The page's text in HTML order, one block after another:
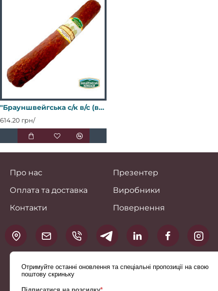
"Брауншвейгська с/к в/с (вакуум 0,3 кг) свк ТМ "Закарпатські ковбаси" Регал
614.20 грн/
Про нас
Оплата та доставка
Контакти
Презентер
Виробники
Повернення
Отримуйте останні оновлення та спеціальні пропозиції на свою
поштову скриньку